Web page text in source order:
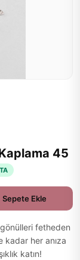
45
Sepete Ekle
gönülleri fetheden
her anıza
katın!